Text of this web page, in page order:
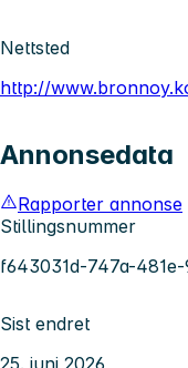
Nettsted
http://
Annonsedata
Rapporter annonse
Stillingsnummer
f643031d-747a-
Sist endret